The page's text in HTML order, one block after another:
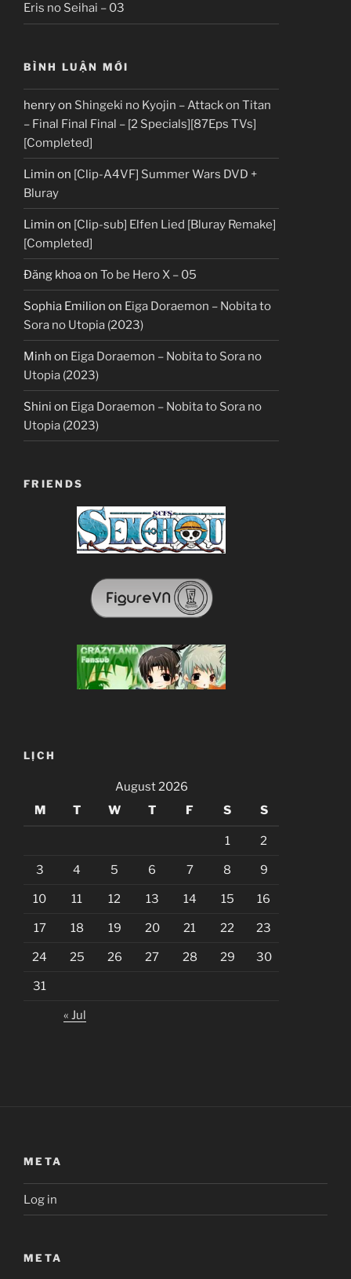
Eris no Seihai – 03
BÌNH LUẬN MỚI
henryon Shingeki no Kyojin – Attack on Titan
– Final Final Final – [2 Specials][87Eps TVs]
[Completed]
Limin on [Clip-A4VF] Summer Wars DVD +
Bluray
Limin on [Clip-sub] Elfen Lied [Bluray Remake]
[Completed]
Đăng khoaon To be Hero X – 05
Sophia Emilion on Eiga Doraemon – Nobita to
Sora no Utopia (2023)
Minh on Eiga Doraemon – Nobita to Sora no
Utopia (2023)
Shini on Eiga Doraemon – Nobita to Sora no
Utopia (2023)
FRIENDS
LỊCH
August 2026
M
T W T F S S
1 2
3 4 5 6 7 8 9
10 11 12 13 14 15 16
17 18 19 20 21 22 23
24 25 26 27 28 29 30
31
« Jul
META
Log in
META